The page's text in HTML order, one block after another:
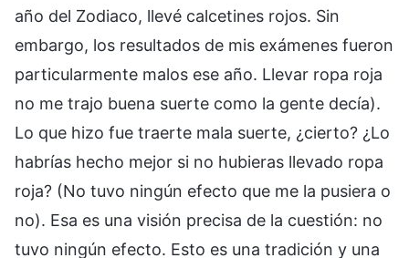
año del Zodiaco, llevé calcetines rojos. Sin
embargo, los resultados de mis exámenes fueron
particularmente malos ese año. Llevar ropa roja
no me trajo buena suerte como la gente decía).
Lo que hizo fue traerte mala suerte, ¿cierto? ¿Lo
habrías hecho mejor si no hubieras llevado ropa
roja? (No tuvo ningún efecto que me la pusiera o
no). Esa es una visión precisa de la cuestión: no
tuvo ningún efecto. Esto es una tradición y una